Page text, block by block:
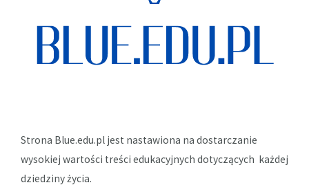
Strona Blue.edu.pl jest nastawiona na dostarczanie
wysokiej wartości treści edukacyjnych dotyczących każdej
dziedziny życia.